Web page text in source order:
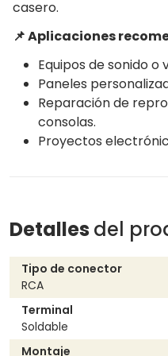
casero.
📌 Aplicaciones
Equipos de sonido o
Paneles
Reparación de
consolas.
Proyectos
Detalles del
Tipo de conector
RCA
Terminal
Soldable
Montaje